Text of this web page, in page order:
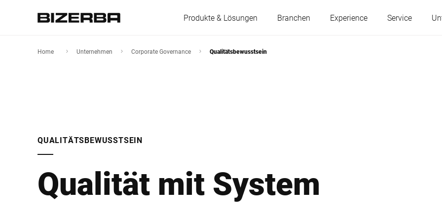
Produkte & Lösungen Branchen Experience Service
Polen
Asien
Australien
Home Unternehmen Corporate Governance Qualitätsbewusstsein
QUALITÄTSBEWUSSTSEIN
Qualität mit System